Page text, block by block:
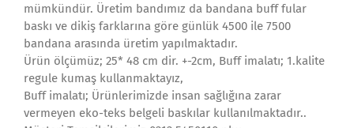
mümkündür. Üretim bandımız da bandana buff fular
baskı ve dikiş farklarına göre günlük 4500 ile 7500
bandana arasında üretim yapılmaktadır.
Ürün ölçümüz; 25* 48 cm dir. +-2cm, Buff imalatı; 1.kalite
regule kumaş kullanmaktayız,
Buff imalatı; Ürünlerimizde insan sağlığına zarar
vermeyen eko-teks belgeli baskılar kullanılmaktadır..